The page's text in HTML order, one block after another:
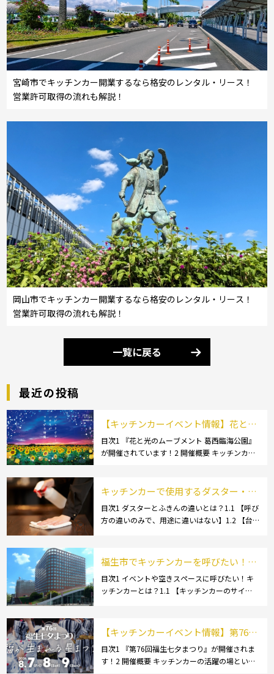
宮崎市でキッチンカー開業するなら格安のレンタル・リース！
営業許可取得の流れも解説！
岡山市でキッチンカー開業するなら格安のレンタル・リース！
営業許可取得の流れも解説！
一覧に戻る
最近の投稿
【キッチンカーイベント情報】花と光
のムーブメント 葛西臨海公園が開催さ
れています！
目次1 『花と光のムーブメント 葛西臨海公園』
が開催されています！2 開催概要 キッチンカー
ルメイベントが催されています。 開業前にキ
キッチンカーで使用するダスター・ふ
きんの選び方とは？おすすめ商品3選
も紹介！
目次1 ダスターとふきんの違いとは？1.1 【呼び
方の違いのみで、用途に違いはない】1.2 【台
特徴2.1 【綿】2.2 【マイクロ […]
福生市でキッチンカーを呼びたい！派
遣してもらうにはどうすれば良いの？
依頼の流れや人気メニューを解説
目次1 イベントや空きスペースに呼びたい！キ
ッチンカーとは？1.1 【キッチンカーのサイ
チンカー:1t～ […]
【キッチンカーイベント情報】第76回
福生七夕まつりが開催されます！
目次1 『第76回福生七夕まつり』が開催されま
す！2 開催概要 キッチンカーの活躍の場といえ